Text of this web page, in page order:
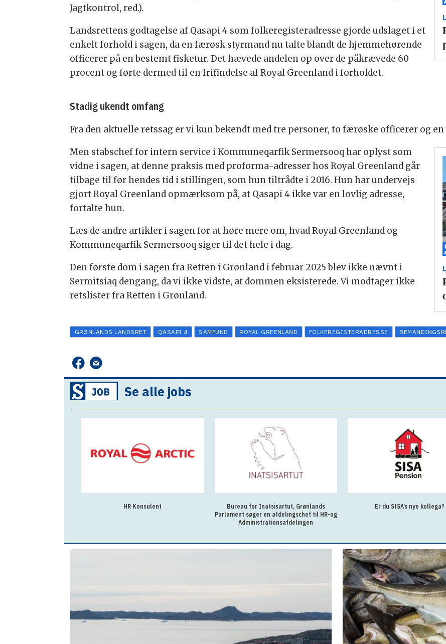
Jagtkontrol, red.).
Landsrettens godtagelse af Qasapi 4 som folkeregisteradresse gjorde udslaget i et
enkelt forhold i sagen, da en færøsk styrmand nu talte blandt de hjemmehørende
officerer på en bestemt fisketur. Det hævede andelen op over de påkrævede 60
procent og førte dermed til en frifindelse af Royal Greenland i forholdet.
Stadig ukendt omfang
Fra den aktuelle retssag er vi kun bekendt med tre personer, to færøske officerer og
Men stabschef for intern service i Kommuneqarfik Sermersooq har oplyst som
vidne i sagen, at denne praksis med proforma-adresser hos Royal Greenland går
tilbage til før hendes tid i stillingen, som hun tiltrådte i 2016. Hun har undervejs
gjort Royal Greenland opmærksom på, at Qasapi 4 ikke var en lovlig adresse,
fortalte hun.
Læs de andre artikler i sagen for at høre mere om, hvad Royal Greenland og
Kommuneqarfik Sermersooq siger til det hele i dag.
Den første dom i sagen fra Retten i Grønland i februar 2025 blev ikke nævnt i
Sermitsiaq dengang, da vi ikke vidste, at dommen eksisterede. Vi modtager ikke
retslister fra Retten i Grønland.
GRØNLANDS LANDSRET QASAPI 4 SAMFUND ROYAL GREENLAND FOLKEREGISTERADRESSE
Se alle jobs
HR Konsulent
Bureau for Inatsisartut, Grønlands
Parlament søger en afdelingschef til HR-og
Administrationsafdelingen
Er du SISA’s nye kollega?